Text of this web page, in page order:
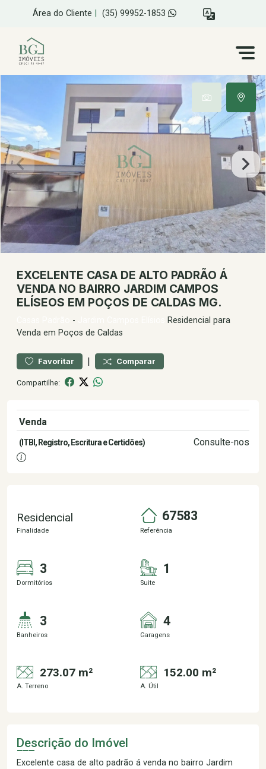
Área do Cliente (35) 99952-1853
EXCELENTE CASA DE ALTO PADRÃO Á
VENDA NO BAIRRO JARDIM CAMPOS
ELÍSEOS EM POÇOS DE CALDAS MG.
-
Residencial para
Venda em Poços de Caldas
Favoritar | Comparar
Compartilhe:
Venda
(ITBI, Registro, Escritura e Certidões) Consulte-nos
Residencial
Finalidade
67583
Referência
3
Dormitórios
1
Suite
3
Banheiros
4
Garagens
273.07 m²
A. Terreno
152.00 m²
A. Útil
Descrição do Imóvel
Excelente casa de alto padrão á venda no bairro Jardim